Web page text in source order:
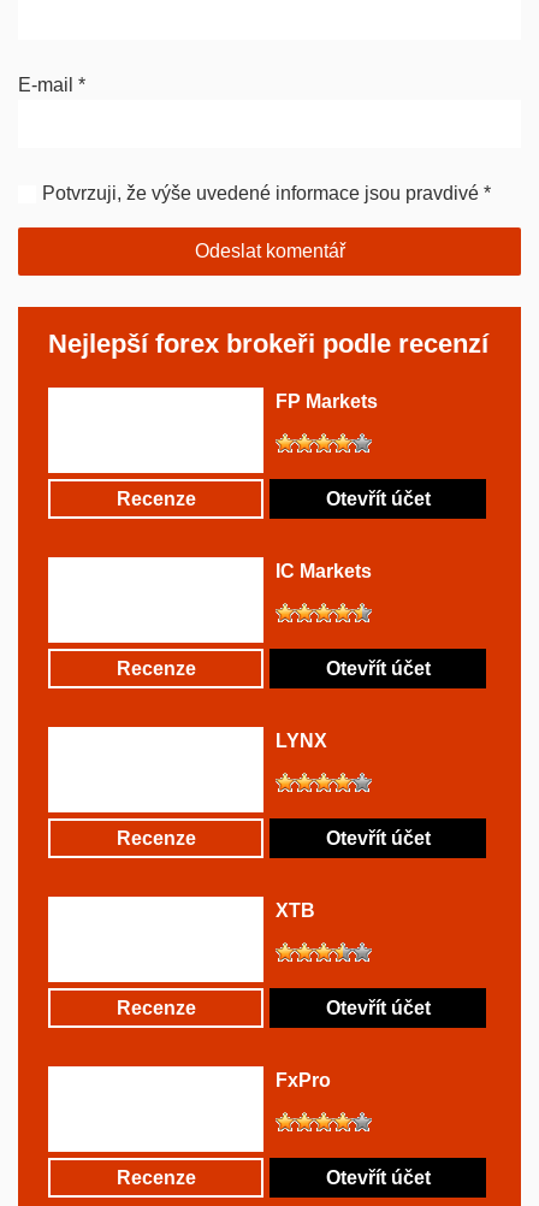
E-mail *
Potvrzuji, že výše uvedené informace jsou pravdivé *
Nejlepší forex brokeři podle recenzí
FP Markets
Recenze Otevřít účet
IC Markets
Recenze Otevřít účet
LYNX
Recenze Otevřít účet
XTB
Recenze Otevřít účet
FxPro
Recenze Otevřít účet